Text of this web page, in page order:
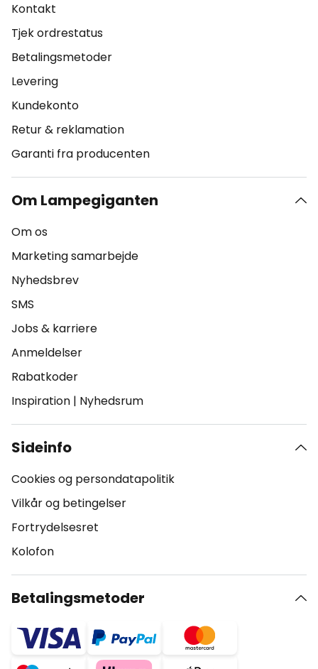
Kontakt
Tjek ordrestatus
Betalingsmetoder
Levering
Kundekonto
Retur & reklamation
Garanti fra producenten
Om Lampegiganten
Om os
Marketing samarbejde
Nyhedsbrev
SMS
Jobs & karriere
Anmeldelser
Rabatkoder
Inspiration | Nyhedsrum
Sideinfo
Cookies og persondatapolitik
Vilkår og betingelser
Fortrydelsesret
Kolofon
Betalingsmetoder